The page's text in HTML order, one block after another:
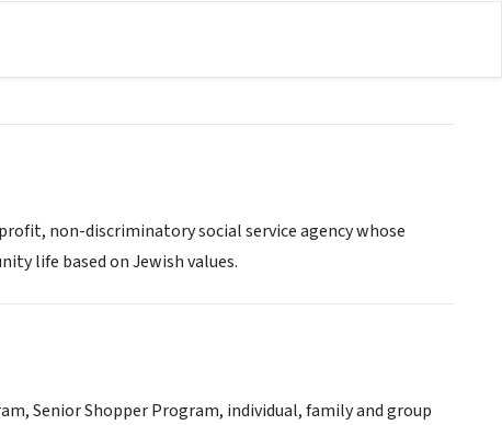
non-discriminatory social service agency whose
life based on Jewish values.
Senior Shopper Program, individual, family and group